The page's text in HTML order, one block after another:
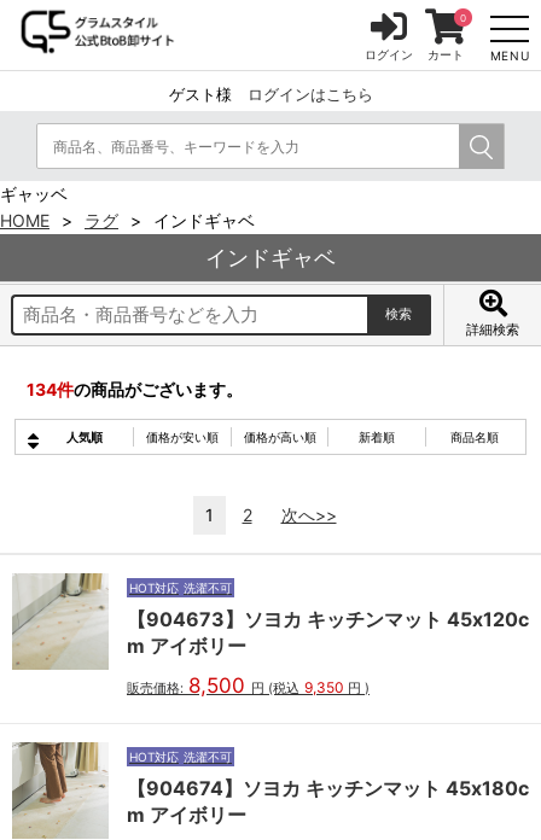
ゲスト様 ログインはこちら
MENU
ログイン カート
0
ギャッベ
HOME
ラグ インドギャベ
インドギャベ
詳細検索
134件の商品がございます。
人気順 価格が安い順 価格が高い順 新着順 商品名順
1 2 次へ>>
HOT対応 洗濯不可
【904673】ソヨカ キッチンマット 45x120c
m アイボリー
販売価格: 8,500 円 (税込 9,350 円 )
HOT対応 洗濯不可
【904674】ソヨカ キッチンマット 45x180c
m アイボリー